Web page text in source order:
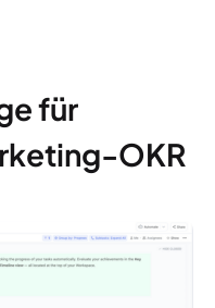
für
OKR